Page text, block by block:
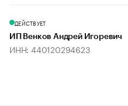
ДЕЙСТВУЕТ
ИП Венков Андрей Игоревич
ИНН: 440120294623